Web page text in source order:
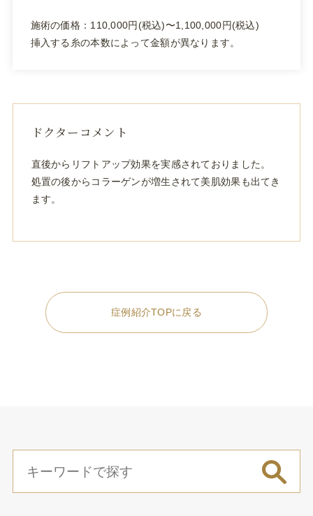
施術の価格：110,000円(税込)〜1,100,000円(税込)
挿入する糸の本数によって金額が異なります。
ドクターコメント
直後からリフトアップ効果を実感されておりました。
処置の後からコラーゲンが増生されて美肌効果も出てき
ます。
症例紹介TOPに戻る